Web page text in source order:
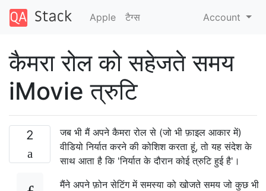
Apple टैग्‍स Account
कैमरा रोल को सहेजते समय
iMovie त्रुटि
2
जब भी मैं अपने कैमरा रोल से (जो भी फ़ाइल आकार में)
वीडियो निर्यात करने की कोशिश करता हूं, तो यह संदेश के
साथ आता है कि 'निर्यात के दौरान कोई त्रुटि हुई है'।
मैंने अपने फ़ोन सेटिंग में समस्या को खोजते समय जो कुछ भी